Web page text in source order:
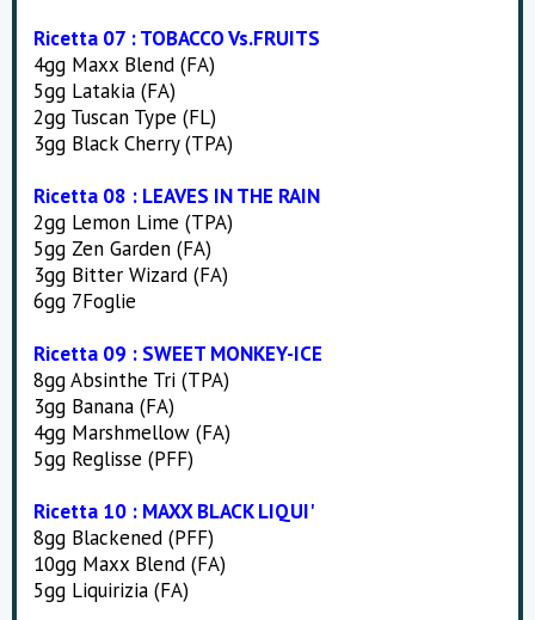
Ricetta 07 : TOBACCO Vs.FRUITS
4gg Maxx Blend (FA)
5gg Latakia (FA)
2gg Tuscan Type (FL)
3gg Black Cherry (TPA)
Ricetta 08 : LEAVES IN THE RAIN
2gg Lemon Lime (TPA)
5gg Zen Garden (FA)
3gg Bitter Wizard (FA)
6gg 7Foglie
Ricetta 09 : SWEET MONKEY-ICE
8gg Absinthe Tri (TPA)
3gg Banana (FA)
4gg Marshmellow (FA)
5gg Reglisse (PFF)
Ricetta 10 : MAXX BLACK LIQUI'
8gg Blackened (PFF)
10gg Maxx Blend (FA)
5gg Liquirizia (FA)